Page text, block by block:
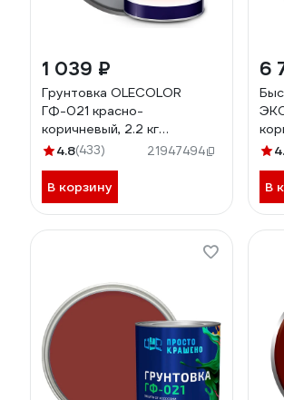
1 039 ₽
Грунтовка OLECOLOR
ГФ-021 красно-
коричневый, 2.2 кг
4300003708
4.8(433) 21947494
В корзину
6
В